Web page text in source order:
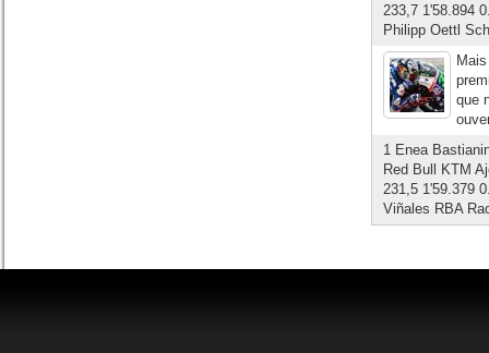
233,7 1'58.894
Philipp Oettl
que
1 Enea
Red Bull KTM
231,5 1'59.379
Viñales RBA